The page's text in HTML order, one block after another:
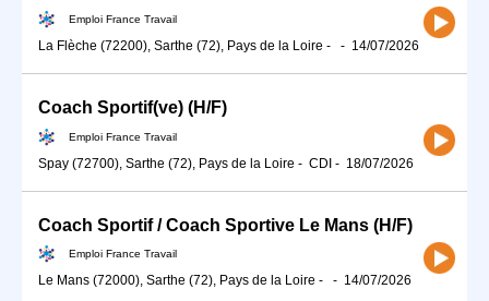
Emploi France Travail
La Flèche (72200), Sarthe (72), Pays de la Loire - - 14/07/2026
Coach Sportif(ve) (H/F)
Emploi France Travail
Spay (72700), Sarthe (72), Pays de la Loire - CDI - 18/07/2026
Coach Sportif / Coach Sportive Le Mans (H/F)
Emploi France Travail
Le Mans (72000), Sarthe (72), Pays de la Loire - - 14/07/2026